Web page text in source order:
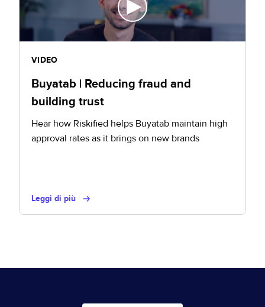
VIDEO
Buyatab | Reducing fraud and
building trust
Hear how Riskified helps Buyatab maintain high
approval rates as it brings on new brands
Leggi di più